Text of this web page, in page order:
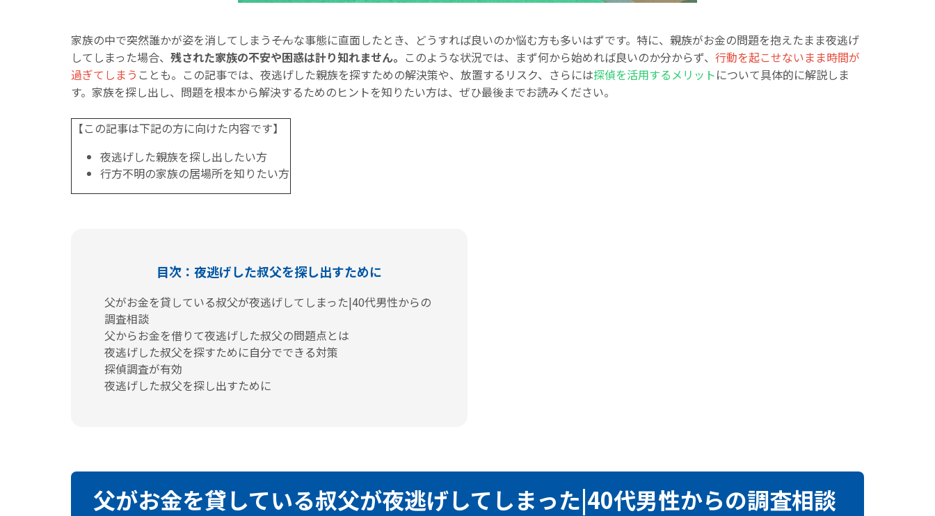
家族の中で突然誰かが姿を消してしまう――そんな事態に直面したとき、どうすれば良いのか悩む方も多いはずです。特に、親族がお金の問題を抱えたまま夜逃げ
してしまった場合、 残された家族の不安や困惑は計り知れません。 このような状況では、まず何から始めれば良いのか分からず、 行動を起こせないまま時間が
過ぎてしまう ことも。この記事では、夜逃げした親族を探すための解決策や、放置するリスク、さらには探偵を活用するメリットについて具体的に解説しま
す。家族を探し出し、問題を根本から解決するためのヒントを知りたい方は、ぜひ最後までお読みください。
【この記事は下記の方に向けた内容です】
夜逃げした親族を探し出したい方
行方不明の家族の居場所を知りたい方
目次：夜逃げした叔父を探し出すために
父がお金を貸している叔父が夜逃げしてしまった|40代男性からの
調査相談
父からお金を借りて夜逃げした叔父の問題点とは
夜逃げした叔父を探すために自分でできる対策
探偵調査が有効
夜逃げした叔父を探し出すために
父がお金を貸している叔父が夜逃げしてしまった|40代男性からの調査相談